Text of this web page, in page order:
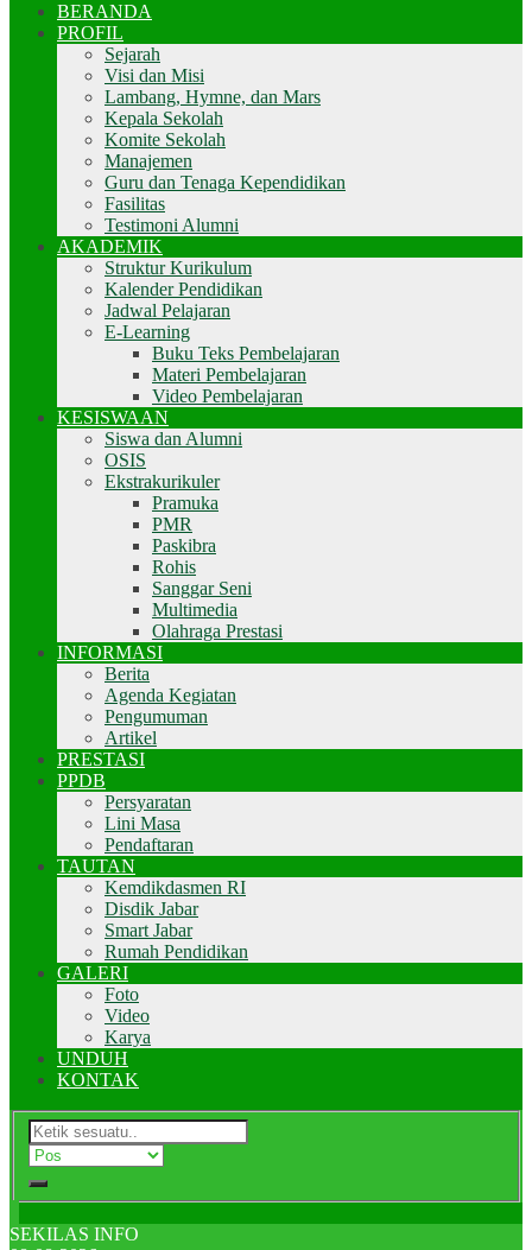
BERANDA
PROFIL
Sejarah
Visi dan Misi
Lambang, Hymne, dan Mars
Kepala Sekolah
Komite Sekolah
Manajemen
Guru dan Tenaga Kependidikan
Fasilitas
Testimoni Alumni
AKADEMIK
Struktur Kurikulum
Kalender Pendidikan
Jadwal Pelajaran
E-Learning
Buku Teks Pembelajaran
Materi Pembelajaran
Video Pembelajaran
KESISWAAN
Siswa dan Alumni
OSIS
Ekstrakurikuler
Pramuka
PMR
Paskibra
Rohis
Sanggar Seni
Multimedia
Olahraga Prestasi
INFORMASI
Berita
Agenda Kegiatan
Pengumuman
Artikel
PRESTASI
PPDB
Persyaratan
Lini Masa
Pendaftaran
TAUTAN
Kemdikdasmen RI
Disdik Jabar
Smart Jabar
Rumah Pendidikan
GALERI
Foto
Video
Karya
UNDUH
KONTAK
SEKILAS INFO